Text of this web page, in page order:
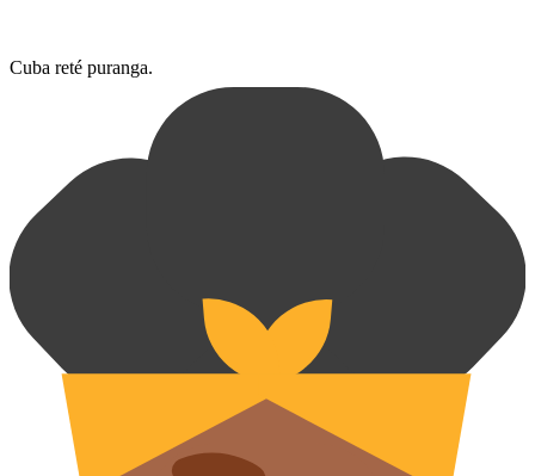
Cuba reté puranga.